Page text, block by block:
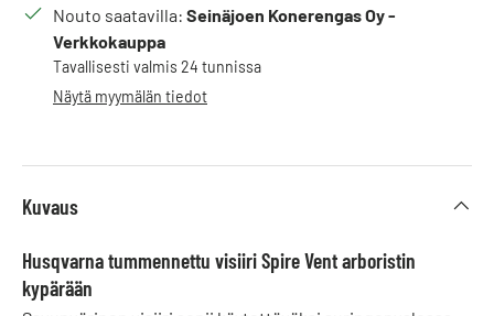
Nouto saatavilla: Seinäjoen Konerengas Oy -
Verkkokauppa
Tavallisesti valmis 24 tunnissa
Näytä myymälän tiedot
Kuvaus
Husqvarna tummennettu visiiri Spire Vent arboristin
kypärään